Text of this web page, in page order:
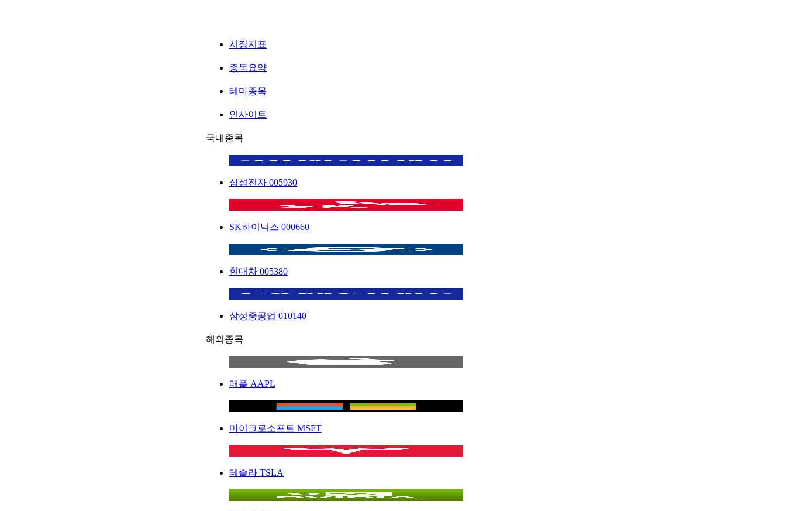
시장지표
종목요약
테마종목
인사이트
국내종목
삼성전자 005930
SK하이닉스 000660
현대차 005380
삼성중공업 010140
해외종목
애플 AAPL
마이크로소프트 MSFT
테슬라 TSLA